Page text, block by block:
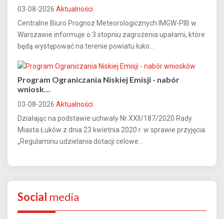
03-08-2026 Aktualności
Centralne Biuro Prognoz Meteorologicznych IMGW-PIB w
Warszawie informuje o 3 stopniu zagrożenia upałami, które
będą występować na terenie powiatu łuko...
Program Ograniczania Niskiej Emisji - nabór
wniosk…
03-08-2026 Aktualności
Działając na podstawie uchwały Nr XXII/187/2020 Rady
Miasta Łuków z dnia 23 kwietnia 2020 r. w sprawie przyjęcia
„Regulaminu udzielania dotacji celowe...
Social media